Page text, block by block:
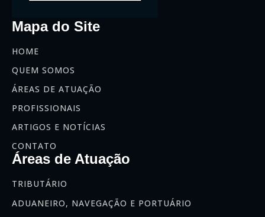
Mapa do Site
HOME
QUEM SOMOS
ÁREAS DE ATUAÇÃO
PROFISSIONAIS
ARTIGOS E NOTÍCIAS
CONTATO
Áreas de Atuação
TRIBUTÁRIO
ADUANEIRO, NAVEGAÇÃO E PORTUÁRIO